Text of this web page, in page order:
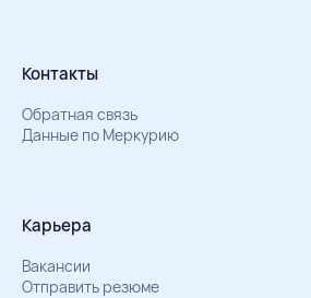
Контакты
Обратная связь
Данные по Меркурию
Карьера
Вакансии
Отправить резюме